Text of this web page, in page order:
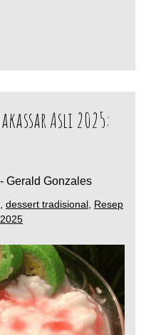
Asli 2025:
- Gerald Gonzales
, dessert tradisional, Resep